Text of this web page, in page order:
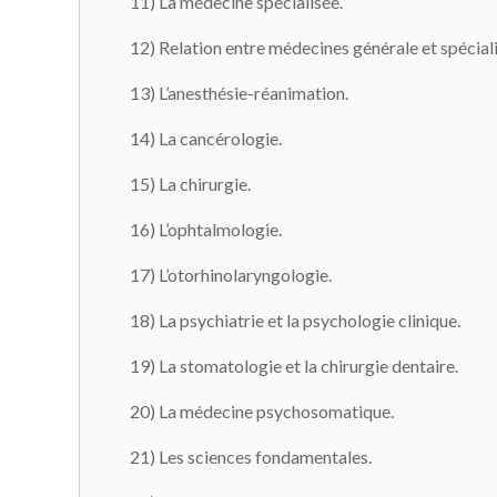
12) Relation entre médecines générale et
13) L’anesthésie-réanimation.
14) La cancérologie.
15) La chirurgie.
16) L’ophtalmologie.
17) L’otorhinolaryngologie.
18) La psychiatrie et la psychologie clinique.
19) La stomatologie et la chirurgie dentaire.
20) La médecine psychosomatique.
21) Les sciences fondamentales.